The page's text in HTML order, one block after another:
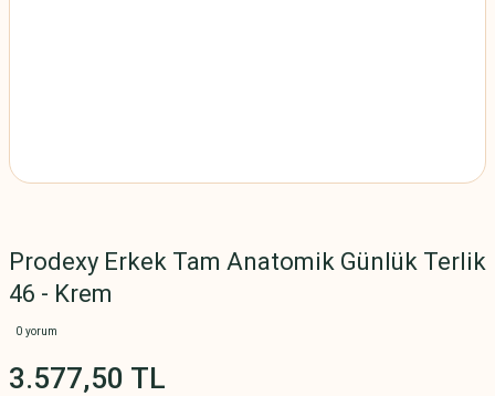
Prodexy Erkek Tam Anatomik Günlük Terlik
46 - Krem
0 yorum
3.577,50 TL